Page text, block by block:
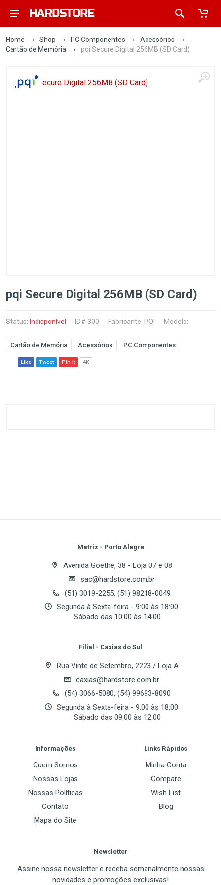
Home › Shop › PC Componentes › Acessórios
›
Cartão de Memória
› pqi Secure Digital 256MB (SD Card)
pqi Secure Digital 256MB (SD Card)
Status: Indisponível ID# 300 Fabricante: PQI Modelo:
Cartão de Memória Acessórios PC Componentes
Like Tweet Pin It 4K
Your Name
Email Address
Matriz - Porto Alegre
Avenida Goethe, 38 - Loja 07 e 08
sac@hardstore.com.br
(51) 3019-2255, (51) 98218-0049
Segunda à Sexta-feira - 9:00 às 18:00
Sábado das 10:00 às 14:00
Filial - Caxias do Sul
Rua Vinte de Setembro, 2223 / Loja A
caxias@hardstore.com.br
(54) 3066-5080, (54) 99693-8090
Segunda à Sexta-feira - 9:00 às 18:00
Sábado das 09:00 às 12:00
Informações
Quem Somos
Nossas Lojas
Nossas Políticas
Contato
Mapa do Site
Links Rápidos
Minha Conta
Compare
Wish List
Blog
Newsletter
Assine nossa newsletter e receba semanalmente nossas
novidades e promoções exclusivas!